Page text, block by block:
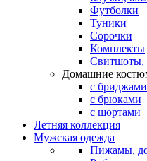
Футболки
Туники
Сорочки
Комплекты
Свитшоты,
Домашние
с бриджами
с брюками
с шортами
Летняя коллекция
Мужская одежда
Пижамы,